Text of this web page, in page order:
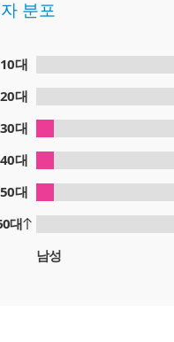
분포
10대
20대
30대
40대
50대
대
남성